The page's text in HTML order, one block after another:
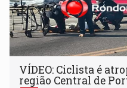
VÍDEO: Ciclista é
região Central de